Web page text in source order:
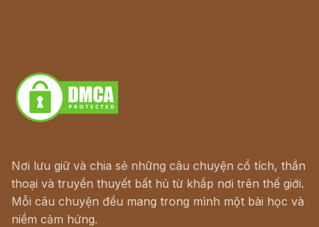
Nơi lưu giữ và chia sẻ những câu chuyện cổ tích, thần
thoại và truyền thuyết bất hủ từ khắp nơi trên thế giới.
Mỗi câu chuyện đều mang trong mình một bài học và
niềm cảm hứng.